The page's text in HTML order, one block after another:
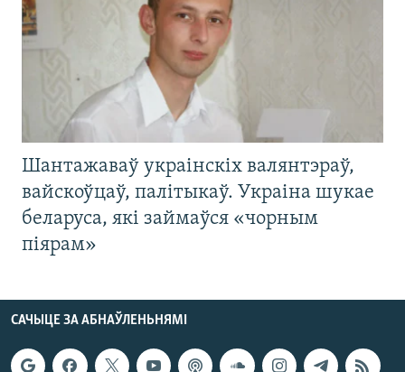
Шантажаваў украінскіх валянтэраў,
вайскоўцаў, палітыкаў. Украіна шукае
беларуса, які займаўся «чорным
піярам»
САЧЫЦЕ ЗА АБНАЎЛЕНЬНЯМІ